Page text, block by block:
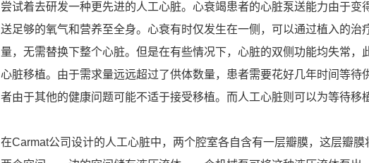
尝试着去研发一种更先进的人工心脏。心衰竭患者的心脏泵送能力由于变
送足够的氧气和营养至全身。心衰有时仅发生在一侧，可以通过植入的治
量，无需替换下整个心脏。但是在有些情况下，心脏的双侧功能均失常，
心脏移植。由于需求量远远超过了供体数量，患者需要花好几年时间等待
者由于其他的健康问题可能不适于接受移植。而人工心脏则可以为等待移
在Carmat公司设计的人工心脏中，两个腔室各自含有一层瓣膜，这层瓣